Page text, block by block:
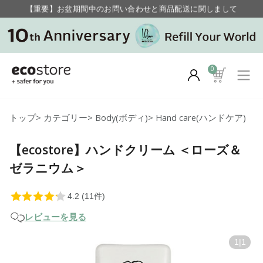
【重要】お盆期間中のお問い合わせと商品配送に関しまして
毎月お得にポイントが貯まる！ “月のポイントアップデー”
【重要】お盆期間中のお問い合わせと商品配送に関しまして
0
トップ> カテゴリー> Body(ボディ)> Hand care(ハンドケア)
【ecostore】ハンドクリーム ＜ローズ＆
ゼラニウム＞
レビューを見る
1 1